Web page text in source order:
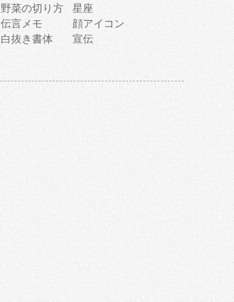
野菜の切り方
星座
伝言メモ
顔アイコン
白抜き書体
宣伝